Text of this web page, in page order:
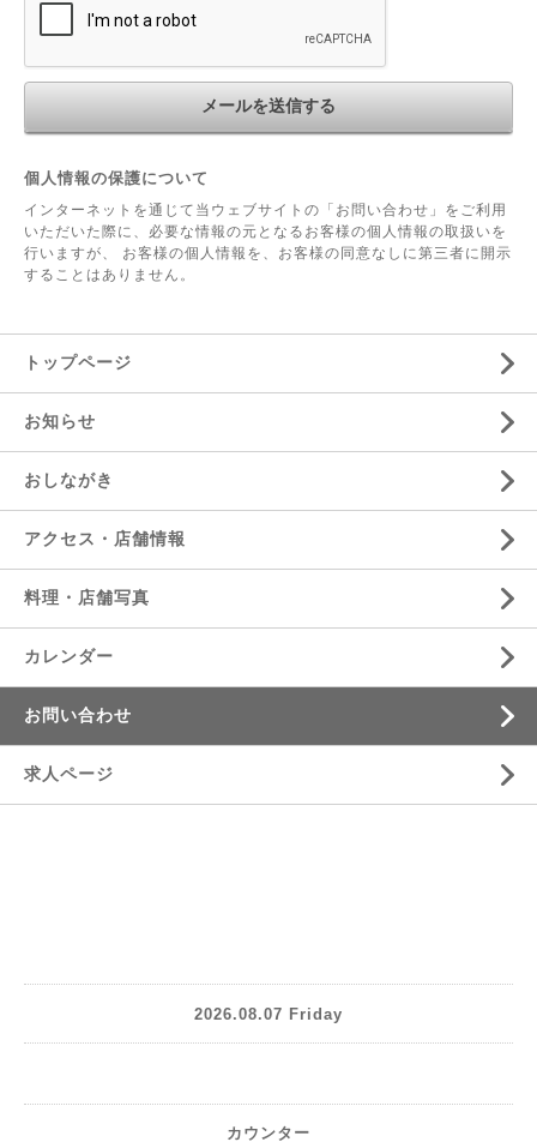
個人情報の保護について
インターネットを通じて当ウェブサイトの「お問い合わせ」をご利用
いただいた際に、必要な情報の元となるお客様の個人情報の取扱いを
行いますが、 お客様の個人情報を、お客様の同意なしに第三者に開示
することはありません。
トップページ
お知らせ
おしながき
アクセス・店舗情報
料理・店舗写真
カレンダー
お問い合わせ
求人ページ
2026.08.07 Friday
カウンター